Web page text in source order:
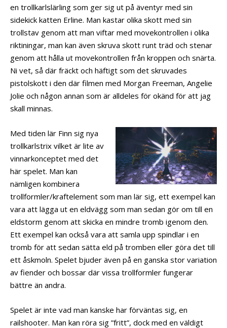
en trollkarlslärling som ger sig ut på äventyr med sin
sidekick katten Erline. Man kastar olika skott med sin
trollstav genom att man viftar med movekontrollen i olika
riktiningar, man kan även skruva skott runt träd och stenar
genom att hålla ut movekontrollen från kroppen och snärta.
Ni vet, så där fräckt och häftigt som det skruvades
pistolskott i den där filmen med Morgan Freeman, Angelie
Jolie och någon annan som är alldeles för okänd för att jag
skall minnas.
Med tiden lär Finn sig nya
trollkarlstrix vilket är lite av
vinnarkonceptet med det
här spelet. Man kan
nämligen kombinera
trollformler/kraftelement som man lär sig, ett exempel kan
vara att lägga ut en eldvägg som man sedan gör om till en
eldstorm genom att skicka en mindre tromb igenom den.
Ett exempel kan också vara att samla upp spindlar i en
tromb för att sedan sätta eld på tromben eller göra det till
ett åskmoln. Spelet bjuder även på en ganska stor variation
av fiender och bossar där vissa trollformler fungerar
bättre än andra.
Spelet är inte vad man kanske har förväntas sig, en
railshooter. Man kan röra sig ”fritt”, dock med en väldigt